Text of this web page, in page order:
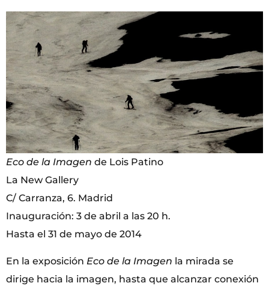
Eco de la Imagen de Lois Patino
La New Gallery
C/ Carranza, 6. Madrid
Inauguración: 3 de abril a las 20 h.
Hasta el 31 de mayo de 2014
En la exposición Eco de la Imagen la mirada se
dirige hacia la imagen, hasta que alcanzar conexión